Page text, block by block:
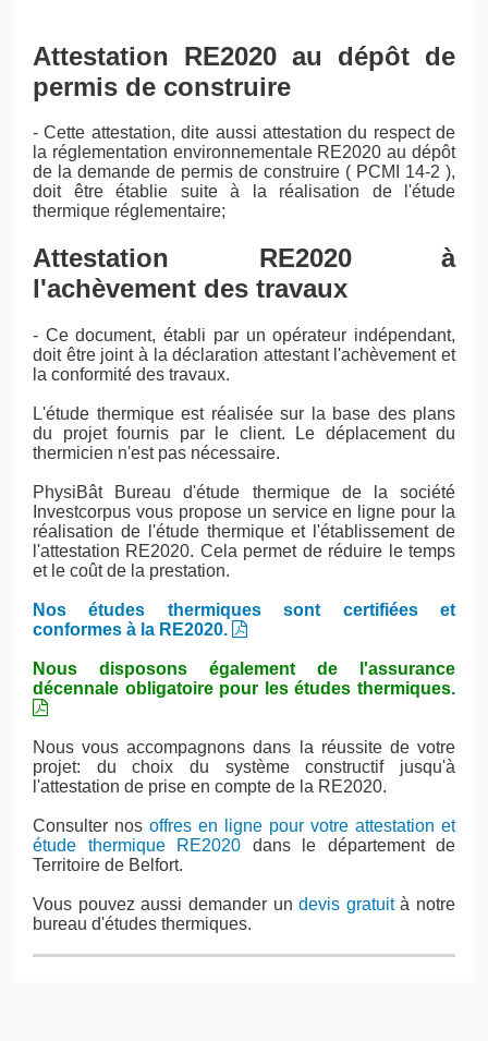
Attestation RE2020 au dépôt de
permis de construire
- Cette attestation, dite aussi attestation du respect de
la réglementation environnementale RE2020 au dépôt
de la demande de permis de construire ( PCMI 14-2 ),
doit être établie suite à la réalisation de l'étude
thermique réglementaire;
Attestation RE2020 à
l'achèvement des travaux
- Ce document, établi par un opérateur indépendant,
doit être joint à la déclaration attestant l'achèvement et
la conformité des travaux.
L'étude thermique est réalisée sur la base des plans
du projet fournis par le client. Le déplacement du
thermicien n'est pas nécessaire.
PhysiBât Bureau d'étude thermique de la société
Investcorpus vous propose un service en ligne pour la
réalisation de l'étude thermique et l'établissement de
l'attestation RE2020. Cela permet de réduire le temps
et le coût de la prestation.
Nos études thermiques sont certifiées et
conformes à la RE2020.
Nous disposons également de l'assurance
décennale obligatoire pour les études thermiques.
Nous vous accompagnons dans la réussite de votre
projet: du choix du système constructif jusqu'à
l'attestation de prise en compte de la RE2020.
Consulter nos offres en ligne pour votre attestation et
étude thermique RE2020 dans le département de
Territoire de Belfort.
Vous pouvez aussi demander undevis gratuità notre
bureau d'études thermiques.